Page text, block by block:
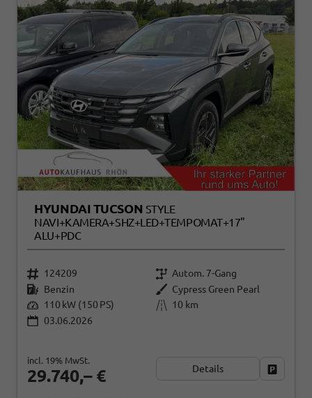
HYUNDAI TUCSON STYLE
NAVI+KAMERA+SHZ+LED+TEMPOMAT+17"
ALU+PDC
124209
Autom. 7-Gang
Benzin
Cypress Green Pearl
110 kW (150 PS)
10 km
03.06.2026
29.740,– €
incl. 19% MwSt.
Details